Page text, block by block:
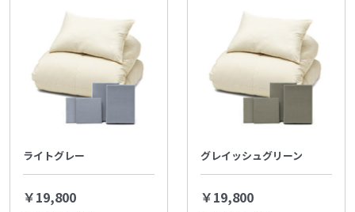
ライトグレー
￥19,800
グレイッシュグリーン
￥19,800